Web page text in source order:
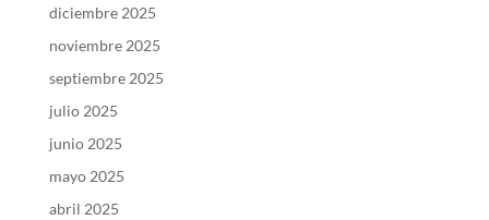
diciembre 2025
noviembre 2025
septiembre 2025
julio 2025
junio 2025
mayo 2025
abril 2025